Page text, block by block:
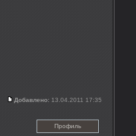
Добавлено: 13.04.2011 17:35
Профиль